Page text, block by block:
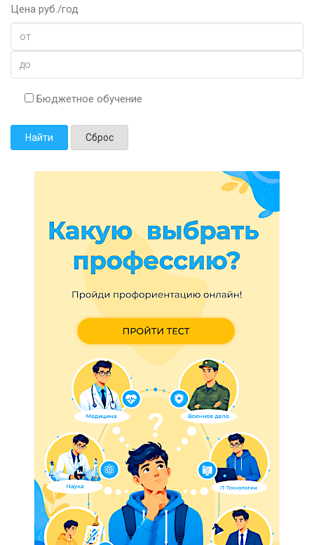
Цена руб./год
Бюджетное обучение
Найти Сброс